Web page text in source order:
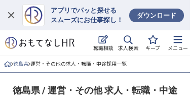
アプリでパッと探せる
スムーズにお仕事探し！
ダウンロード
転職相談 求人検索 キープ メニュー
ログイン
求人・施設を探す
徳島県 運営・その他の求人・転職・中途採用一覧
徳島県 / 運営・その他 求人・転職・中途